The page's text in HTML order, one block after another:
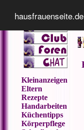
Kleinanzeigen
Eltern
Rezepte
Handarbeiten
Küchentipps
Körperpflege